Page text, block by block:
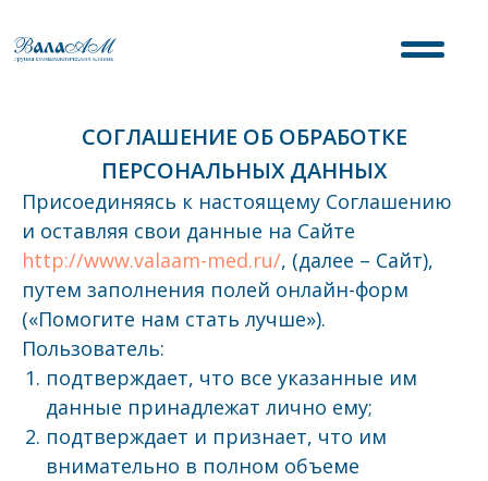
СОГЛАШЕНИЕ ОБ ОБРАБОТКЕ
ПЕРСОНАЛЬНЫХ ДАННЫХ
Присоединяясь к настоящему Соглашению
и оставляя свои данные на Сайте
http://www.valaam-med.ru/, (далее – Сайт),
путем заполнения полей онлайн-форм
(«Помогите нам стать лучше»).
Пользователь:
подтверждает, что все указанные им
данные принадлежат лично ему;
подтверждает и признает, что им
внимательно в полном объеме